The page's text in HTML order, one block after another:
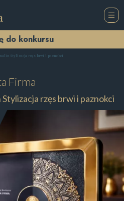
do konkursu
Stylizacja rzęs brwi i paznokci
Firma
rzęs brwi i paznokci